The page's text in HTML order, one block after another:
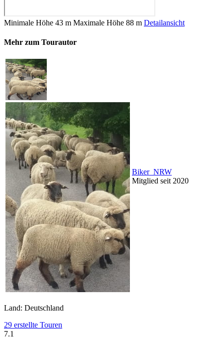
Minimale Höhe 43 m Maximale Höhe 88 m Detailansicht
Mehr zum Tourautor
Biker_NRW
Mitglied seit 2020
Land: Deutschland
29 erstellte Touren
7.1